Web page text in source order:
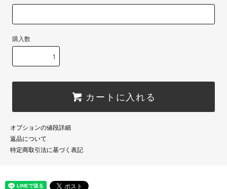
購入数
カートに入れる
オプションの値段詳細
返品について
特定商取引法に基づく表記